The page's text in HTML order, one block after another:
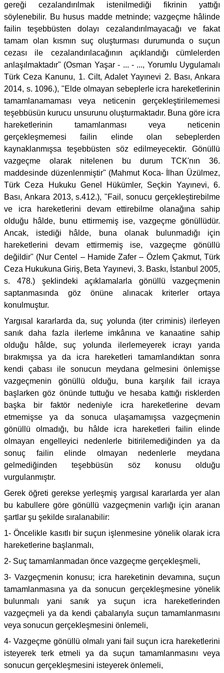
gereği cezalandırılmak istenilmediği fikrinin yattığı
söylenebilir. Bu husus madde metninde; vazgeçme hâlinde
failin teşebbüsten dolayı cezalandırılmayacağı ve fakat
tamam olan kısmın suç oluşturması durumunda o suçun
cezası ile cezalandırılacağının açıklandığı cümlelerden
anlaşılmaktadır" (Osman Yaşar - ... - ..., Yorumlu Uygulamalı
Türk Ceza Kanunu, 1. Cilt, Adalet Yayınevi 2. Bası, Ankara
2014, s. 1096.), "Elde olmayan sebeplerle icra hareketlerinin
tamamlanamaması veya neticenin gerçekleştirilememesi
teşebbüsün kurucu unsurunu oluşturmaktadır. Buna göre icra
hareketlerinin tamamlanması veya neticenin
gerçekleşmemesi failin elinde olan sebeplerden
kaynaklanmışsa teşebbüsten söz edilmeyecektir. Gönüllü
vazgeçme olarak nitelenen bu durum TCK'nın 36.
maddesinde düzenlenmiştir" (Mahmut Koca- İlhan Üzülmez,
Türk Ceza Hukuku Genel Hükümler, Seçkin Yayınevi, 6.
Bası, Ankara 2013, s.412.), "Fail, sonucu gerçekleştirebilme
ve icra hareketlerini devam ettirebilme olanağına sahip
olduğu hâlde, bunu ettirmemiş ise, vazgeçme gönüllüdür.
Ancak, istediği hâlde, buna olanak bulunmadığı için
hareketlerini devam ettirmemiş ise, vazgeçme gönüllü
değildir" (Nur Centel – Hamide Zafer – Özlem Çakmut, Türk
Ceza Hukukuna Giriş, Beta Yayınevi, 3. Baskı, İstanbul 2005,
s. 478.) şeklindeki açıklamalarla gönüllü vazgeçmenin
saptanmasında göz önüne alınacak kriterler ortaya
konulmuştur.
Yargısal kararlarda da, suç yolunda (iter criminis) ilerleyen
sanık daha fazla ilerleme imkânına ve kanaatine sahip
olduğu hâlde, suç yolunda ilerlemeyerek icrayı yarıda
bırakmışsa ya da icra hareketleri tamamlandıktan sonra
kendi çabası ile sonucun meydana gelmesini önlemişse
vazgeçmenin gönüllü olduğu, buna karşılık fail icraya
başlarken göz önünde tuttuğu ve hesaba kattığı risklerden
başka bir faktör nedeniyle icra hareketlerine devam
etmemişse ya da sonuca ulaşamamışsa vazgeçmenin
gönüllü olmadığı, bu hâlde icra hareketleri failin elinde
olmayan engelleyici nedenlerle bitirilemediğinden ya da
sonuç failin elinde olmayan nedenlerle meydana
gelmediğinden teşebbüsün söz konusu olduğu
vurgulanmıştır.
Gerek öğreti gerekse yerleşmiş yargısal kararlarda yer alan
bu kabullere göre gönüllü vazgeçmenin varlığı için aranan
şartlar şu şekilde sıralanabilir:
1- Öncelikle kasıtlı bir suçun işlenmesine yönelik olarak icra
hareketlerine başlanmalı,
2- Suç tamamlanmadan önce vazgeçme gerçekleşmeli,
3- Vazgeçmenin konusu; icra hareketinin devamına, suçun
tamamlanmasına ya da sonucun gerçekleşmesine yönelik
bulunmalı yani sanık ya suçun icra hareketlerinden
vazgeçmeli ya da kendi çabalarıyla suçun tamamlanmasını
veya sonucun gerçekleşmesini önlemeli,
4- Vazgeçme gönüllü olmalı yani fail suçun icra hareketlerini
isteyerek terk etmeli ya da suçun tamamlanmasını veya
sonucun gerçekleşmesini isteyerek önlemeli,